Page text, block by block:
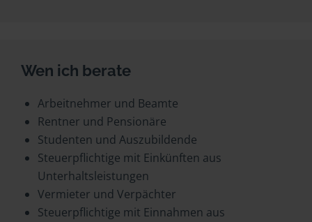
Wen ich berate
Arbeitnehmer und Beamte
Rentner und Pensionäre
Studenten und Auszubildende
Steuerpflichtige mit Einkünften aus
Unterhaltsleistungen
Vermieter und Verpächter
Steuerpflichtige mit Einnahmen aus